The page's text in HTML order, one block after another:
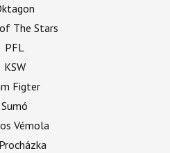
The Stars
PFL
KSW
Figter
Sumó
Vémola